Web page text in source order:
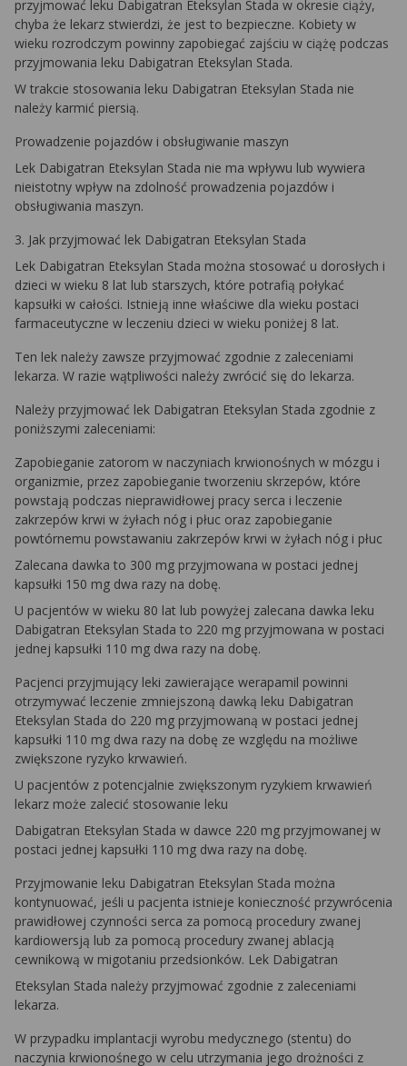
przyjmować leku Dabigatran Eteksylan Stada w okresie ciąży,
chyba że lekarz stwierdzi, że jest to bezpieczne. Kobiety w
wieku rozrodczym powinny zapobiegać zajściu w ciążę podczas
przyjmowania leku Dabigatran Eteksylan Stada.
W trakcie stosowania leku Dabigatran Eteksylan Stada nie
należy karmić piersią.
Prowadzenie pojazdów i obsługiwanie maszyn
Lek Dabigatran Eteksylan Stada nie ma wpływu lub wywiera
nieistotny wpływ na zdolność prowadzenia pojazdów i
obsługiwania maszyn.
3. Jak przyjmować lek Dabigatran Eteksylan Stada
Lek Dabigatran Eteksylan Stada można stosować u dorosłych i
dzieci w wieku 8 lat lub starszych, które potrafią połykać
kapsułki w całości. Istnieją inne właściwe dla wieku postaci
farmaceutyczne w leczeniu dzieci w wieku poniżej 8 lat.
Ten lek należy zawsze przyjmować zgodnie z zaleceniami
lekarza. W razie wątpliwości należy zwrócić się do lekarza.
Należy przyjmować lek Dabigatran Eteksylan Stada zgodnie z
poniższymi zaleceniami:
Zapobieganie zatorom w naczyniach krwionośnych w mózgu i
organizmie, przez zapobieganie tworzeniu skrzepów, które
powstają podczas nieprawidłowej pracy serca i leczenie
zakrzepów krwi w żyłach nóg i płuc oraz zapobieganie
powtórnemu powstawaniu zakrzepów krwi w żyłach nóg i płuc
Zalecana dawka to 300 mg przyjmowana w postaci jednej
kapsułki 150 mg dwa razy na dobę.
U pacjentów w wieku 80 lat lub powyżej zalecana dawka leku
Dabigatran Eteksylan Stada to 220 mg przyjmowana w postaci
jednej kapsułki 110 mg dwa razy na dobę.
Pacjenci przyjmujący leki zawierające werapamil powinni
otrzymywać leczenie zmniejszoną dawką leku Dabigatran
Eteksylan Stada do 220 mg przyjmowaną w postaci jednej
kapsułki 110 mg dwa razy na dobę ze względu na możliwe
zwiększone ryzyko krwawień.
U pacjentów z potencjalnie zwiększonym ryzykiem krwawień
lekarz może zalecić stosowanie leku
Dabigatran Eteksylan Stada w dawce 220 mg przyjmowanej w
postaci jednej kapsułki 110 mg dwa razy na dobę.
Przyjmowanie leku Dabigatran Eteksylan Stada można
kontynuować, jeśli u pacjenta istnieje konieczność przywrócenia
prawidłowej czynności serca za pomocą procedury zwanej
kardiowersją lub za pomocą procedury zwanej ablacją
cewnikową w migotaniu przedsionków. Lek Dabigatran
Eteksylan Stada należy przyjmować zgodnie z zaleceniami
lekarza.
W przypadku implantacji wyrobu medycznego (stentu) do
naczynia krwionośnego w celu utrzymania jego drożności z